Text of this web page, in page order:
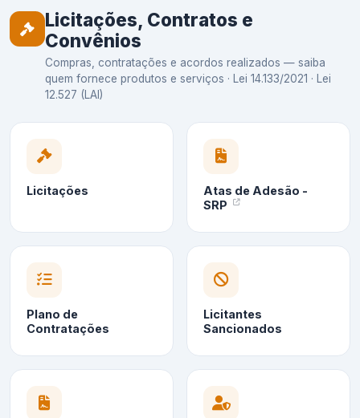
Licitações, Contratos e
Convênios
Compras, contratações e acordos realizados — saiba
quem fornece produtos e serviços · Lei 14.133/2021 · Lei
12.527 (LAI)
Licitações
Atas de Adesão -
SRP
Plano de
Contratações
Licitantes
Sancionados